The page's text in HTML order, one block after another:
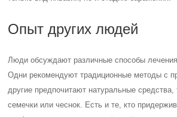
Опыт других людей
Люди обсуждают различные способы лечения
Одни рекомендуют традиционные методы с
другие предпочитают натуральные средства,
семечки или чеснок. Есть и те, кто